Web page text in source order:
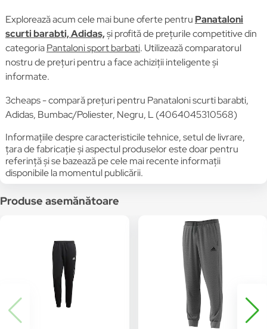
Explorează acum cele mai bune oferte pentru Panataloni
scurti barabti, Adidas,și profită de prețurile competitive din
categoriaPantaloni sport barbati. Utilizează comparatorul
nostru de prețuri pentru a face achiziții inteligente și
informate.
3cheaps - compară prețuri pentru Panataloni scurti barabti,
Adidas, Bumbac/Poliester, Negru, L (4064045310568)
Informațiile despre caracteristicile tehnice, setul de livrare,
țara de fabricație și aspectul produselor este doar pentru
referință și se bazează pe cele mai recente informații
disponibile la momentul publicării.
Produse asemănătoare